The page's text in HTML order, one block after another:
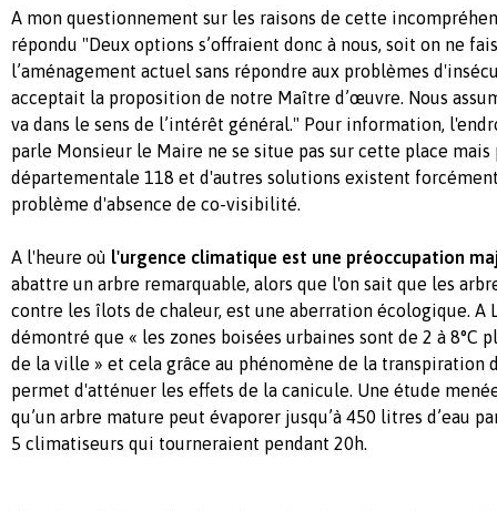
A mon questionnement sur les raisons de cette
répondu "Deux options s’offraient donc à nous, soit on ne
l’aménagement actuel sans répondre aux problèmes
acceptait la proposition de notre Maître d’œuvre. Nous
va dans le sens de l’intérêt général." Pour information,
parle Monsieur le Maire ne se situe pas sur cette place
départementale 118 et d'autres solutions existent
problème d'absence de co-visibilité.
A l'heure où l'urgence climatique est une préoccupation
abattre un arbre remarquable, alors que l'on sait que les
contre les îlots de chaleur, est une aberration écologique. A
démontré que « les zones boisées urbaines sont de 2 à 8°C
de la ville » et cela grâce au phénomène de la transpiration
permet d'atténuer les effets de la canicule. Une étude
qu’un arbre mature peut évaporer jusqu’à 450 litres d’eau
5 climatiseurs qui tourneraient pendant 20h.